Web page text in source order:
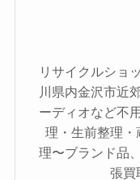
リサイクルショ
川県内金沢市近
ーディオなど不
理・生前整理
理〜ブランド品
張買